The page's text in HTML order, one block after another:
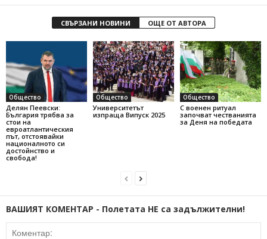
СВЪРЗАНИ НОВИНИ ОЩЕ ОТ АВТОРА
Общество
Делян Пеевски:
България трябва за
стои на
евроатлантическия
път, отстоявайки
националното си
достойнство и
свобода!
Общество
Университетът
изпраща Випуск 2025
Общество
С военен ритуал
започват честванията
за Деня на победата
ВАШИЯТ КОМЕНТАР - Полетата НЕ са задължителни!